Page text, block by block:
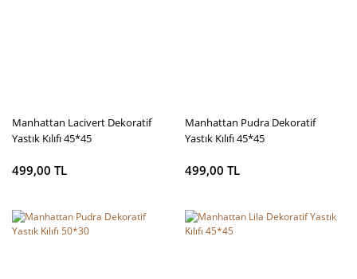
Manhattan Lacivert Dekoratif
Yastık Kılıfı 45*45
499,00 TL
Manhattan Pudra Dekoratif
Yastık Kılıfı 45*45
499,00 TL